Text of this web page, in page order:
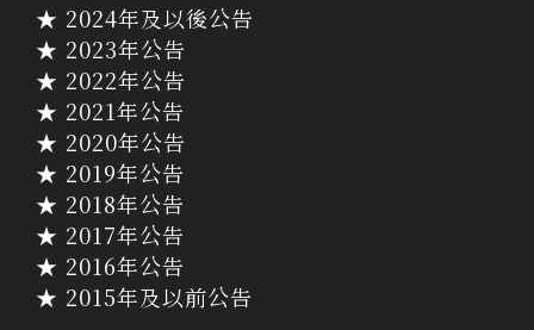
★ 2024年及以後公告
★ 2023年公告
★ 2022年公告
★ 2021年公告
★ 2020年公告
★ 2019年公告
★ 2018年公告
★ 2017年公告
★ 2016年公告
★ 2015年及以前公告